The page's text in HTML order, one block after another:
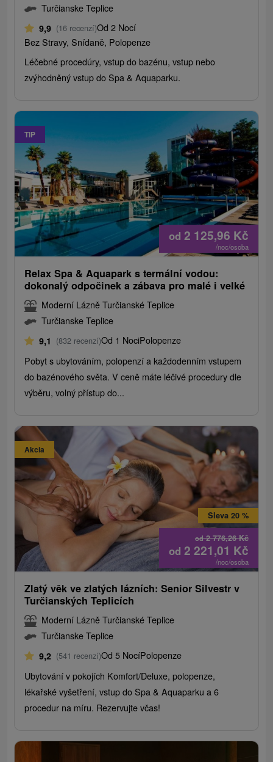
Turčianske Teplice
9,9 (16 recenzí)Od 2 Nocí
Bez Stravy, Snídaně, Polopenze
Léčebné procedúry, vstup do bazénu, vstup nebo
zvýhodněný vstup do Spa & Aquaparku.
TIP
od 2 125,96 Kč
/noc/osoba
Relax Spa & Aquapark s termální vodou:
dokonalý odpočinek a zábava pro malé i velké
Moderní Lázně Turčianské Teplice
Turčianske Teplice
9,1 (832 recenzí)Od 1 NociPolopenze
Pobyt s ubytováním, polopenzí a každodenním vstupem
do bazénového světa. V ceně máte léčivé procedury dle
výběru, volný přístup do...
Akcia
od2 776,26Kč
Sleva 20 %
od 2 221,01 Kč
/noc/osoba
Zlatý věk ve zlatých lázních: Senior Silvestr v
Turčianských Teplicích
Moderní Lázně Turčianské Teplice
Turčianske Teplice
9,2 (541 recenzí)Od 5 NocíPolopenze
Ubytování v pokojích Komfort/Deluxe, polopenze,
lékařské vyšetření, vstup do Spa & Aquaparku a 6
procedur na míru. Rezervujte včas!